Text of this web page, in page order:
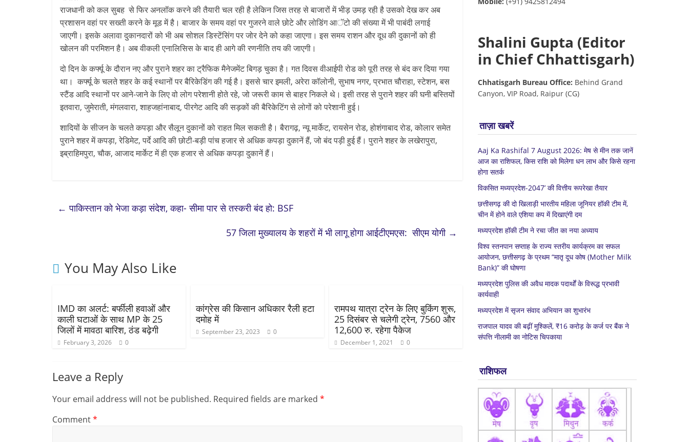
राजधानी को कल सुबह से फिर अनलॉक करने की तैयारी चल रही है लेकिन जिस तरह से बाजारों में भीड़ उमड़ रही है उसको देख कर अब
प्रशासन वहां पर सख्ती करने के मूड में है। बाजार के समय वहां पर गुजरने वाले छोटे और लोडिंग आॅटो की संख्या में भी पाबंदी लगाई
जाएगी। इसके अलावा दुकानदारों को भी अब सोशल डिस्टेंसिंग पर जोर देने को कहा जाएगा। इस समय राशन और दूध की दुकानों को ही
खोलन की परमिशन है। अब वीकली एनालिसिस के बाद ही आगे की रणनीति तय की जाएगी।
दो दिन के कर्फ्यू के दौरान नए और पुराने शहर का ट्रैफिक मैनेजमेंट बिगड़ चुका है। गत दिवस वीआईपी रोड को पूरी तरह से बंद कर दिया गया
था। कर्फ्यू के चलते शहर के कई स्थानों पर बैरिकेडिंग की गई है। इससे चार इमली, अरेरा कॉलोनी, सुभाष नगर, प्रभात चौराहा, स्टेशन, बस
स्टैंड आदि स्थानों पर आने-जाने के लिए वो लोग परेशानी होते रहे, जो जरूरी काम से बाहर निकले थे। इसी तरह से पुराने शहर की घनी बस्तियों
इतवारा, जुमेराती, मंगलवारा, शाहजहांनाबाद, पीरगेट आदि की सड़कों की बैरिकेटिंग से लोगों को परेशानी हुई।
शादियों के सीजन के चलते कपड़ा और सैलून दुकानों को राहत मिल सकती है। बैरागढ़, न्यू मार्केट, रायसेन रोड, होशंगाबाद रोड, कोलार समेत
पुराने शहर में कपड़ा, रेडिमेट, पर्दे आदि की छोटी-बड़ी पांच हजार से अधिक कपड़ा दुकानें हैं, जो बंद पड़ी हुई हैं। पुराने शहर के लखेरापुरा,
इब्राहिमपुरा, चौक, आजाद मार्केट में ही एक हजार से अधिक कपड़ा दुकानें हैं।
← पाकिस्तान को भेजा कड़ा संदेश, कहा- सीमा पार से तस्करी बंद हो: BSF
57 जिला मुख्यालय के शहरों में भी लागू होगा आईटीएमएस: सीएम योगी →
You May Also Like
IMD का अलर्ट: बर्फीली हवाओं और
काली घटाओं के साथ MP के 25
जिलों में मावठा बारिश, ठंड बढ़ेगी
February 3, 2026 0
कांग्रेस की किसान अधिकार रैली हटा
दमोह में
September 23, 2023 0
रामपथ यात्रा ट्रेन के लिए बुकिंग शुरू,
25 दिसंबर से चलेगी ट्रेन, 7560 और
12,600 रु. रहेगा पैकेज
December 1, 2021 0
Leave a Reply
Your email address will not be published. Required fields are marked *
Comment*
Shalini Gupta (Editor
in Chief Chhattisgarh)
Chhatisgarh Bureau Office: Behind Grand
Canyon, VIP Road, Raipur (CG)
ताज़ा खबरें
Aaj Ka Rashifal 7 August 2026: मेष से मीन तक जानें
आज का राशिफल, किस राशि को मिलेगा धन लाभ और किसे रहना
होगा सतर्क
विकसित मध्यप्रदेश-2047’ की वित्तीय रूपरेखा तैयार
छत्तीसगढ़ की दो खिलाड़ी भारतीय महिला जूनियर हॉकी टीम में,
चीन में होने वाले एशिया कप में दिखाएंगी दम
मध्यप्रदेश हॉकी टीम ने रचा जीत का नया अध्याय
विश्व स्तनपान सप्ताह के राज्य स्तरीय कार्यक्रम का सफल
आयोजन, छत्तीसगढ़ के प्रथम “मातृ दूध कोष (Mother Milk
Bank)” की घोषणा
मध्यप्रदेश पुलिस की अवैध मादक पदार्थों के विरूद्ध प्रभावी
कार्यवाही
मध्यप्रदेश में सृजन संवाद अभियान का शुभारंभ
राजपाल यादव की बढ़ीं मुश्किलें, ₹16 करोड़ के कर्ज पर बैंक ने
संपत्ति नीलामी का नोटिस चिपकाया
राशिफल